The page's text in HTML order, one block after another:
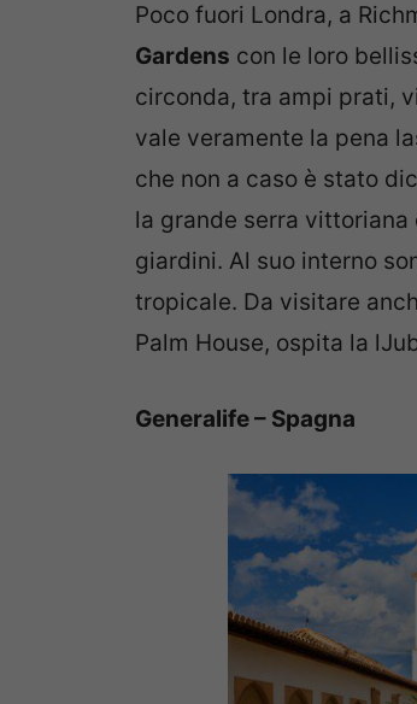
Poco fuori Londra, a
Gardens con le loro
circonda, tra ampi prati,
vale veramente la pena
che non a caso è stato
la grande serra
giardini. Al suo interno
tropicale. Da visitare
Palm House, ospita la
Generalife – Spagna